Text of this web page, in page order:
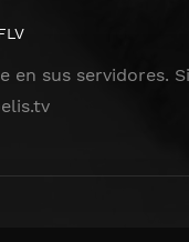
sus servidores.